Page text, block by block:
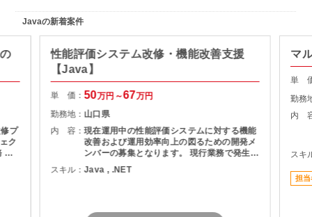
Javaの新着案件
プ
ク
性能評価システム改修・機能改善支援
【Java】
単 価：50万円～67万円
勤務地： 山口県
内 容：現在運用中の性能評価システムに対する機能
改善および運用効率向上の図るための開発メ
ンバーの募集となります。 現行業務で発生し
ている課題を整理し、機能追加を実現しま
す。
スキル：Java , .NET
マ
単
勤務
内
スキ
担当